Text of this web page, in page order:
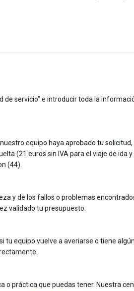
servicio" e introducir toda la
equipo haya aprobado tu
(21 euros sin IVA para el viaje de ida
(44).
y de los fallos o problemas
validado tu presupuesto.
equipo vuelve a averiarse o tiene
práctica que puedas tener. Nuestra